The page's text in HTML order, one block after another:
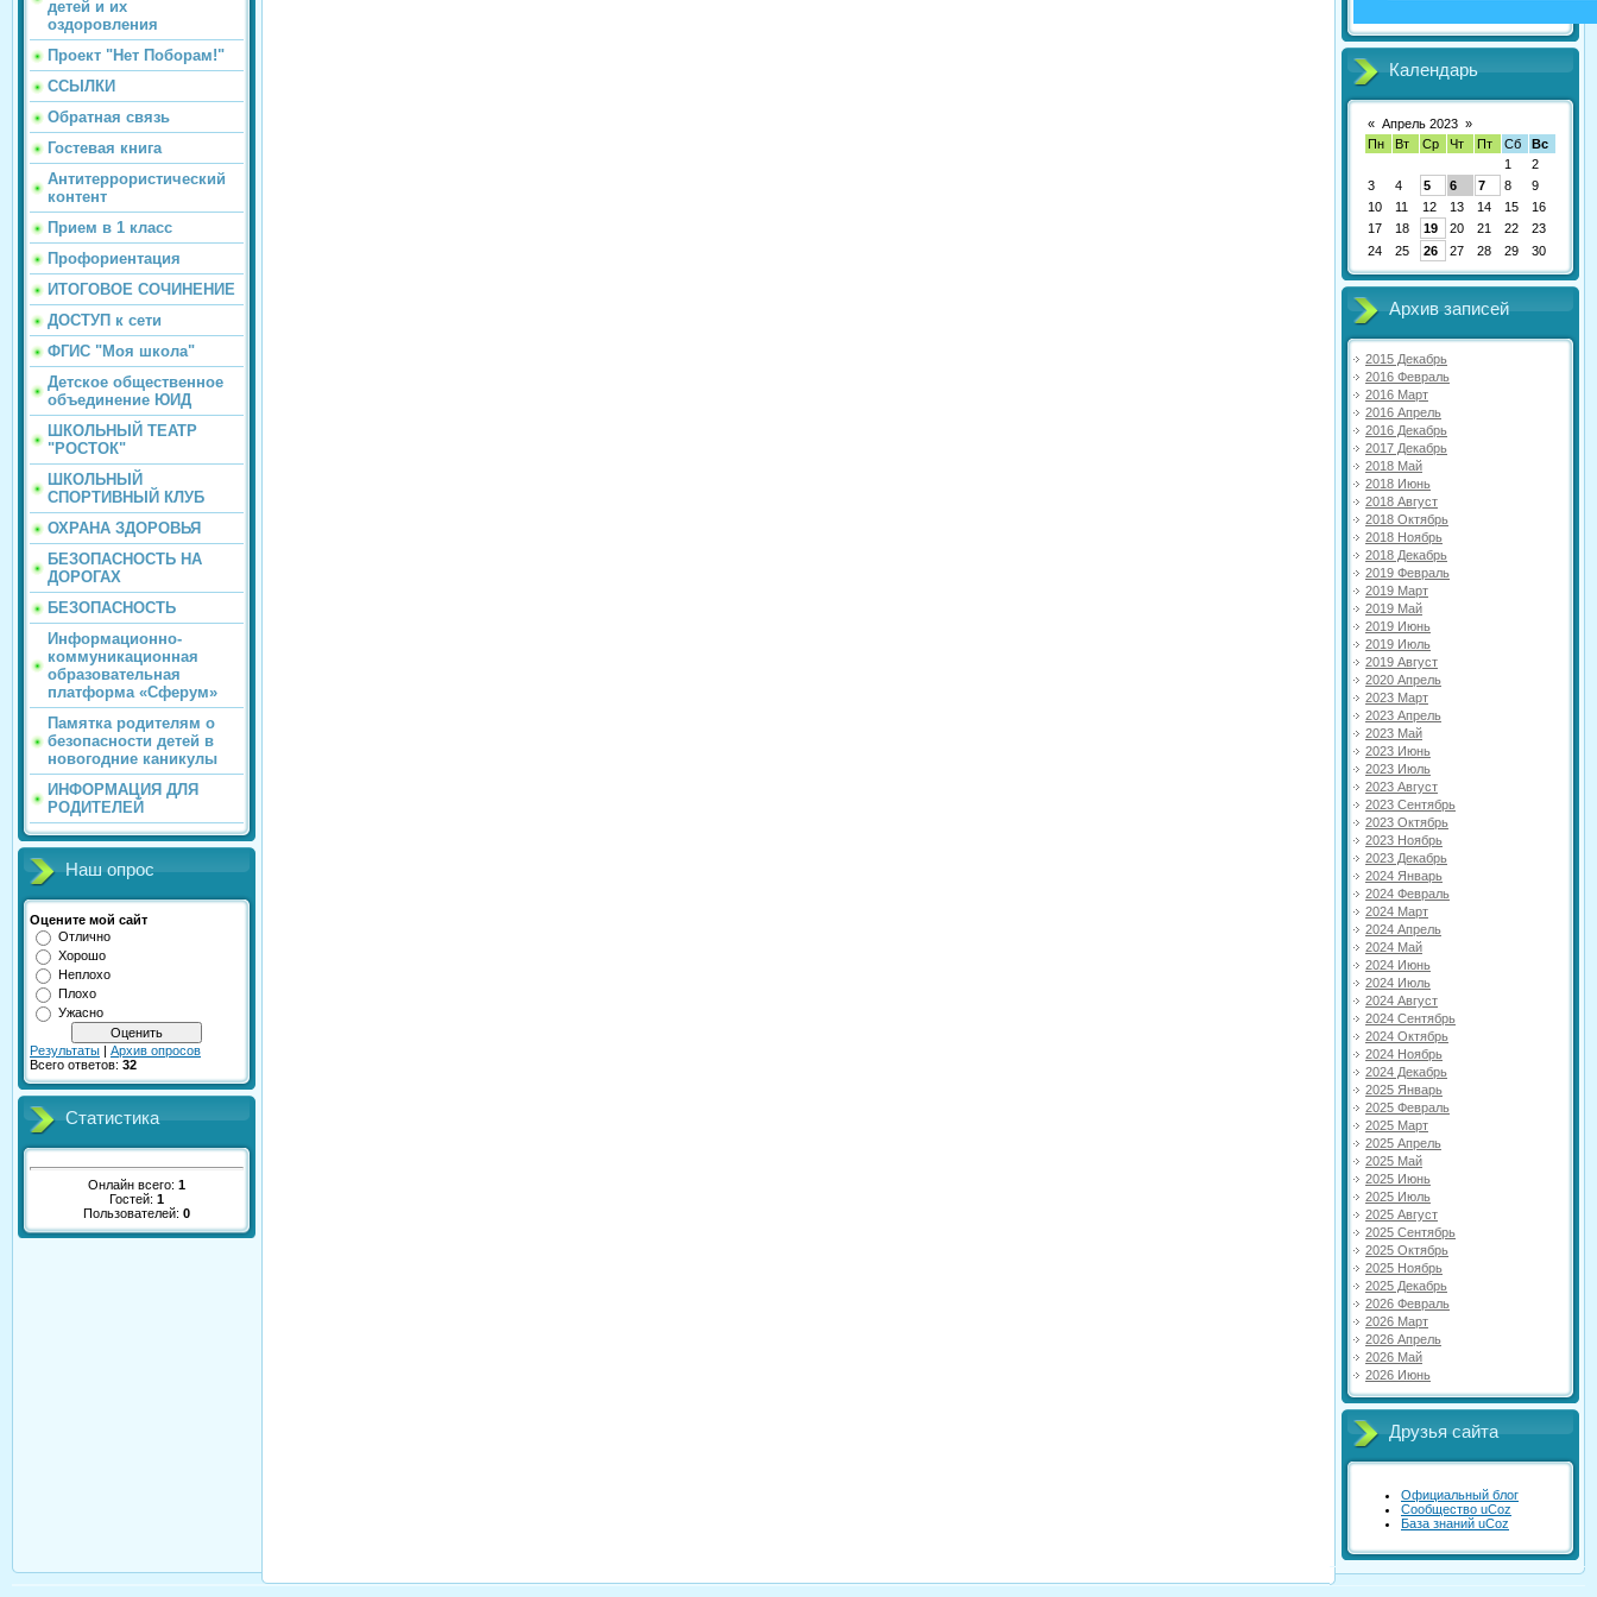
детей и их
оздоровления
Проект "Нет Поборам!"
ССЫЛКИ
Обратная связь
Гостевая книга
Антитеррористический
контент
Прием в 1 класс
Профориентация
ИТОГОВОЕ СОЧИНЕНИЕ
ДОСТУП к сети
ФГИС "Моя школа"
Детское общественное
объединение ЮИД
ШКОЛЬНЫЙ ТЕАТР
"РОСТОК"
ШКОЛЬНЫЙ
СПОРТИВНЫЙ КЛУБ
ОХРАНА ЗДОРОВЬЯ
БЕЗОПАСНОСТЬ НА
ДОРОГАХ
БЕЗОПАСНОСТЬ
Информационно-
коммуникационная
образовательная
платформа «Сферум»
Памятка родителям о
безопасности детей в
новогодние каникулы
ИНФОРМАЦИЯ ДЛЯ
РОДИТЕЛЕЙ
Наш опрос
Оцените мой сайт
Отлично
Хорошо
Неплохо
Плохо
Ужасно
Результаты | Архив опросов
Всего ответов: 32
Статистика
Онлайн всего: 1
Гостей: 1
Пользователей: 0
Календарь
« Апрель 2023 »
Пн
Вт Ср Чт Пт Сб
Вс
1
2
3
4 5 6 7 8
9
10
11 12 13 14 15
16
17
18 19 20 21 22
23
24
25 26 27 28 29 30
Архив записей
2015 Декабрь
2016 Февраль
2016 Март
2016 Апрель
2016 Декабрь
2017 Декабрь
2018 Май
2018 Июнь
2018 Август
2018 Октябрь
2018 Ноябрь
2018 Декабрь
2019 Февраль
2019 Март
2019 Май
2019 Июнь
2019 Июль
2019 Август
2020 Апрель
2023 Март
2023 Апрель
2023 Май
2023 Июнь
2023 Июль
2023 Август
2023 Сентябрь
2023 Октябрь
2023 Ноябрь
2023 Декабрь
2024 Январь
2024 Февраль
2024 Март
2024 Апрель
2024 Май
2024 Июнь
2024 Июль
2024 Август
2024 Сентябрь
2024 Октябрь
2024 Ноябрь
2024 Декабрь
2025 Январь
2025 Февраль
2025 Март
2025 Апрель
2025 Май
2025 Июнь
2025 Июль
2025 Август
2025 Сентябрь
2025 Октябрь
2025 Ноябрь
2025 Декабрь
2026 Февраль
2026 Март
2026 Апрель
2026 Май
2026 Июнь
Друзья сайта
Официальный блог
Сообщество uCoz
База знаний uCoz